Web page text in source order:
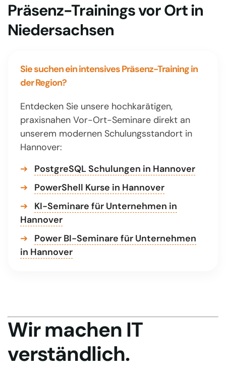
Präsenz-Trainings vor Ort in
Niedersachsen
Sie suchen ein intensives Präsenz-Training in
der Region?
Entdecken Sie unsere hochkarätigen,
praxisnahen Vor-Ort-Seminare direkt an
unserem modernen Schulungsstandort in
Hannover:
➔
PostgreSQL Schulungen in Hannover
➔
PowerShell Kurse in Hannover
➔
KI-Seminare für Unternehmen in
Hannover
➔
Power BI-Seminare für Unternehmen
in Hannover
Wir machen IT
verständlich.